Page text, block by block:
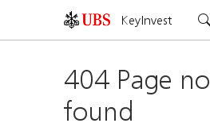
KeyInvest
404 Page
found